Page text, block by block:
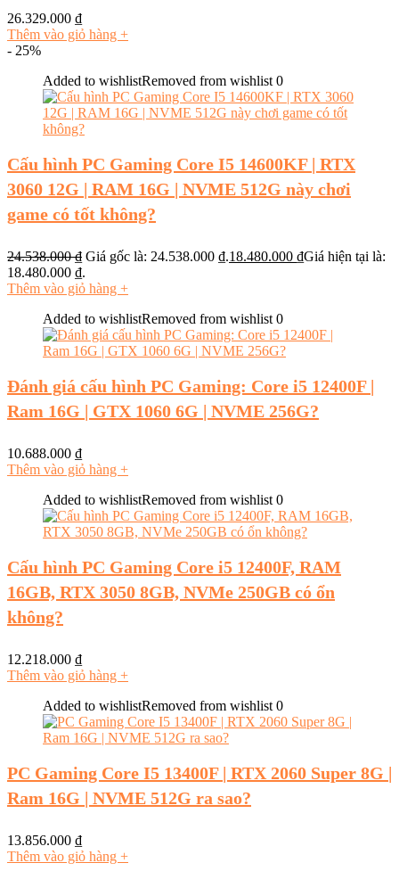
26.329.000 ₫
Thêm vào giỏ hàng +
- 25%
Added to wishlistRemoved from wishlist 0
Cấu hình PC Gaming Core I5 14600KF | RTX
3060 12G | RAM 16G | NVME 512G này chơi
game có tốt không?
24.538.000₫ Giá gốc là: 24.538.000 ₫.18.480.000 ₫Giá hiện tại là:
18.480.000 ₫.
Thêm vào giỏ hàng +
Added to wishlistRemoved from wishlist 0
Đánh giá cấu hình PC Gaming: Core i5 12400F |
Ram 16G | GTX 1060 6G | NVME 256G?
10.688.000 ₫
Thêm vào giỏ hàng +
Added to wishlistRemoved from wishlist 0
Cấu hình PC Gaming Core i5 12400F, RAM
16GB, RTX 3050 8GB, NVMe 250GB có ổn
không?
12.218.000 ₫
Thêm vào giỏ hàng +
Added to wishlistRemoved from wishlist 0
PC Gaming Core I5 13400F | RTX 2060 Super 8G |
Ram 16G | NVME 512G ra sao?
13.856.000 ₫
Thêm vào giỏ hàng +